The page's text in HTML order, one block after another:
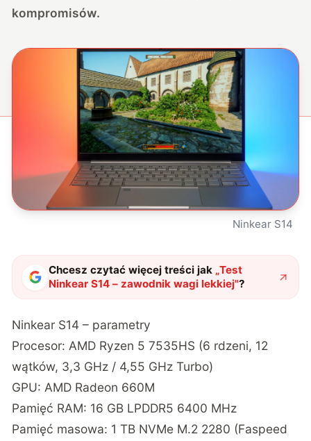
kompromisów.
Ninkear S14
Chcesz czytać więcej treści jak „Test
Ninkear S14 – zawodnik wagi lekkiej"?
Ninkear S14 – parametry
Procesor: AMD Ryzen 5 7535HS (6 rdzeni, 12
wątków, 3,3 GHz / 4,55 GHz Turbo)
GPU: AMD Radeon 660M
Pamięć RAM: 16 GB LPDDR5 6400 MHz
Pamięć masowa: 1 TB NVMe M.2 2280 (Faspeed